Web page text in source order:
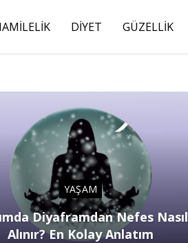
DIYET GÜZELLIK
YAŞAM
Diyaframdan Nefes Nasıl
Alınır? En Kolay Anlatım